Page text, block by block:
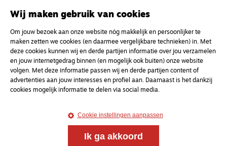
Meld je aan voor onze gratis
nieuwsbrief
Wij maken gebruik van cookies
Om jouw bezoek aan onze website nóg makkelijk en persoonlijker te
maken zetten we cookies (en daarmee vergelijkbare technieken) in. Met
deze cookies kunnen wij en derde partijen informatie over jou verzamelen
en jouw internetgedrag binnen (en mogelijk ook buiten) onze website
volgen. Met deze informatie passen wij en derde partijen content of
advertenties aan jouw interesses en profiel aan. Daarnaast is het dankzij
cookies mogelijk informatie te delen via social media.
Cookie instellingen aanpassen
Ik ga akkoord